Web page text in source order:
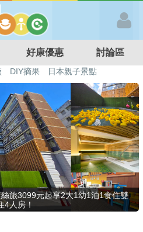
好康優惠 討論區
DIY摘果
日本親子景點
親子餐廳 溫泉泡湯SPA
旅3099元起享2大1幼1泊1食住雙
人房！